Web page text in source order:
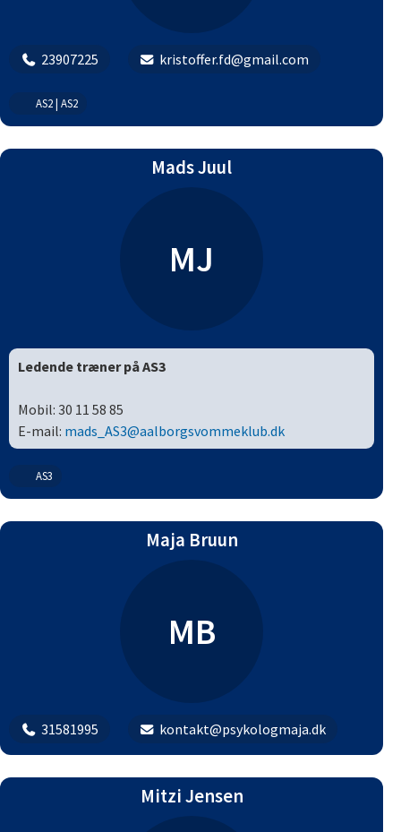
23907225 kristoffer.fd@gmail.com
AS2 | AS2
Mads Juul
MJ
Ledende træner på AS3
Mobil: 30 11 58 85
E-mail: mads_AS3@aalborgsvommeklub.dk
AS3
Maja Bruun
MB
31581995 kontakt@psykologmaja.dk
Mitzi Jensen